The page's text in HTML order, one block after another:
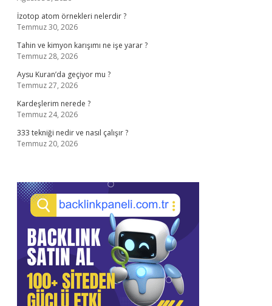
İzotop atom örnekleri nelerdir ?
Temmuz 30, 2026
Tahin ve kimyon karışımı ne işe yarar ?
Temmuz 28, 2026
Aysu Kuran’da geçiyor mu ?
Temmuz 27, 2026
Kardeşlerim nerede ?
Temmuz 24, 2026
333 tekniği nedir ve nasıl çalışır ?
Temmuz 20, 2026